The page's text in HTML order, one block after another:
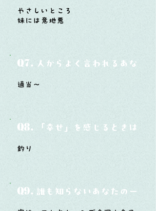
やさしいところ
妹には意地悪
Q7. 人からよく言われるあなたの
適当～
Q8. 「幸せ」を感じるときはどん
釣り
Q9. 誰も知らないあなたの一面は